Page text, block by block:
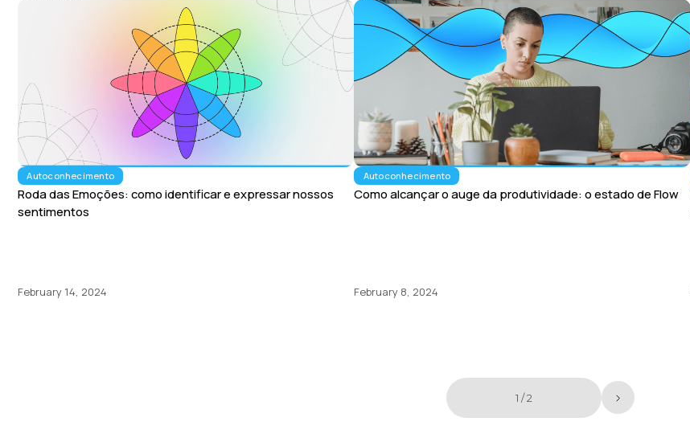
Autoconhecimento
Roda das Emoções: como identificar e expressar nossos
sentimentos
February 14, 2024
Autoconhecimento
Como alcançar o auge da produtividade: o estado de Flow
February 8, 2024
1 / 2